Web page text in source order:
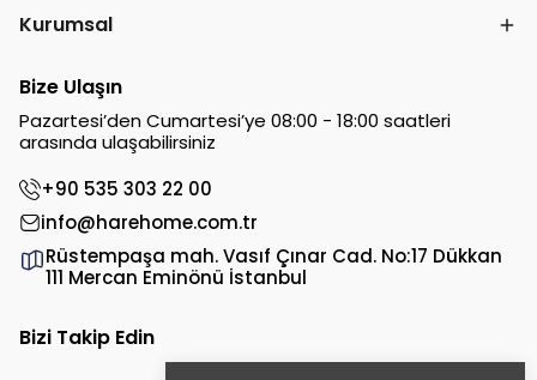
Kurumsal
Bize Ulaşın
Pazartesi’den Cumartesi’ye 08:00 - 18:00 saatleri
arasında ulaşabilirsiniz
+90 535 303 22 00
info@harehome.com.tr
Rüstempaşa mah. Vasıf Çınar Cad. No:17 Dükkan
111 Mercan Eminönü İstanbul
Bizi Takip Edin